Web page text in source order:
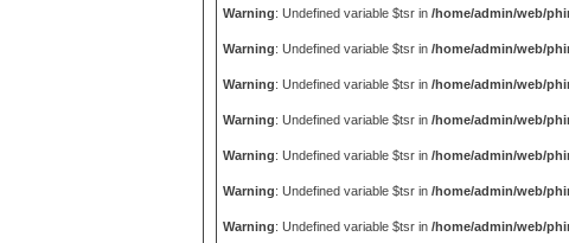
Warning: Undefined variable $tsr in /home/admin/web/
Warning: Undefined variable $tsr in /home/admin/web/
Warning: Undefined variable $tsr in /home/admin/web/
Warning: Undefined variable $tsr in /home/admin/web/
Warning: Undefined variable $tsr in /home/admin/web/
Warning: Undefined variable $tsr in /home/admin/web/
Warning: Undefined variable $tsr in /home/admin/web/